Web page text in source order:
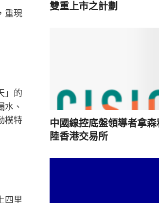
重現
」的
、
樸特
四里
雙重上市之計劃
中國線控底盤領導者拿
陸香港交易所